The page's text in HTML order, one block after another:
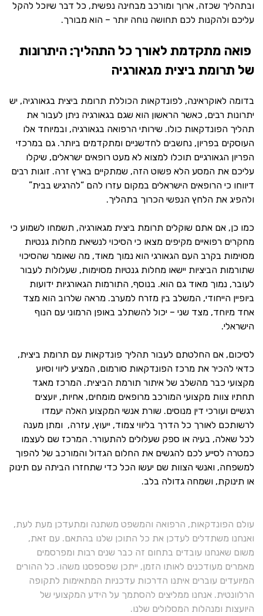
ובתהליך שכזה, ארוך ומורכב מבחינה נפשית, כל דבר שיוכל להקל
עליכם ולהקנות לכם תחושה נוחה יותר – הוא מבורך.
פואה מתקדמת לאורך כל התהליך: היתרונות
של תרומת ביצית מגאורגיה
בדומה לאוקראינה, לפונדקאות הכוללת תרומת ביצית בגאורגיה, יש
יתרונות רבים, כאשר הראשון הוא שגם בגאורגיה ניתן לעבור את
תהליך הפונדקאות כולו. שירותי הרפואה בגאורגיה, ובמיוחד אלו
העוסקים בפריון, נחשבים לחדשניים ומתקדמים ביותר. גם במרכזי
הפריון הגאורגיים תוכלו למצוא לא מעט רופאים ישראלים, שיקלו
עליכם את המסע הלא פשוט הזה, שמתקיים בארץ זרה. זוגות רבים
דיווחו כי הרופאים הישראלים במקום עזרו להם “להרגיש בבית”
ולהפיג את הלחץ הנפשי הכרוך בתהליך.
כמו כן, אם אתם שוקלים תרומת ביצית מגאורגיה, תשמחו לשמוע כי
מחקרים רפואיים מקיפים מצאו כי הסיכוי לנשיאת מחלות גנטיות
מסוימות בקרב העם הגאורגי הוא נמוך מאוד, מה שאומר שהסיכוי
שתורמות הביציות יישאו מחלות גנטיות מסוימות, שעלולות לעבור
לעובר, נמוך מאוד גם הוא. בנוסף, התורמות הגאורגיות ידועות
ביופיין הייחודי, המשלב בין מזרח למערב. מראה שלרוב הוא מצד
אחד מיוחד, מצד שני – יכול להשתלב באופן הרמוני עם הנוף
הישראלי.
לסיכום, אם החלטתם לעבור תהליך פונדקאות עם תרומת ביצית,
כדאי להכיר את מרכז הפונדקאות סורמום, המציע ליווי וסיוע
מקצועי כבר מהשלב של איתור תורמת הביצית. המרכז מאגד
תחתיו צוות מקצועי המורכב מרופאים מומחים, אחיות, יועצים
רגשיים ועורכי דין מנוסים. שורת אנשי המקצוע האלה יעמדו
לרשותכם לאורך כל הדרך בליווי צמוד, ייעוץ, עזרה, ומתן מענה
לכל שאלה, בעיה או ספק שעלולים להתעורר. המרכז שם לעצמו
כמטרה לסייע לכם להגשים את החלום הגדול והמורכב של להפוך
למשפחה, ואנשי הצוות שם יעשו הכל כדי שתחזרו הביתה עם תינוק
או תינוקת, ושמחה גדולה בלב.
עולם הפונדקאות, הרפואה והמשפט משתנה ומתעדכן מעת לעת,
ואנחנו משתדלים לעדכן את כל התוכן שלנו בהתאם. עם זאת,
משום שאנחנו עובדים בתחום זה כבר שנים רבות ומפרסמים
מאמרים מעודכנים לאותו הזמן, ייתכן שפספסנו משהו. כל ההורים
המיועדים עוברים איתנו הדרכות עדכניות המתאימות לתקופה
הרלוונטית. אנחנו ממליצים להסתמך על הידע המקצועי של
היועצות ומנהלות המסלולים שלנו.